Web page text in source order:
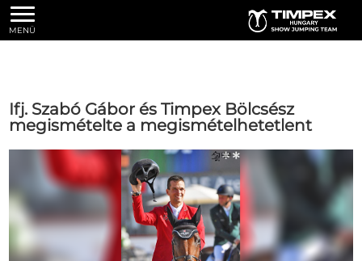
MENÜ
Ifj. Szabó Gábor és Timpex Bölcsész
megismételte a megismételhetetlent